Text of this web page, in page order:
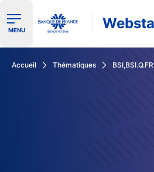
Ouvrir le menu de navigation
MENU
Accueil Thématiques